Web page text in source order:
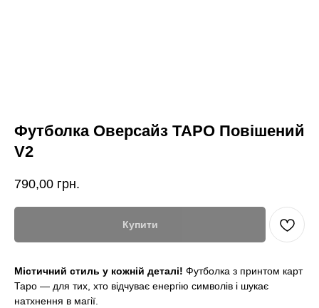
Футболка Оверсайз ТАРО Повішений
V2
790,00 грн.
Купити
Містичний стиль у кожній деталі! Футболка з принтом карт
Таро — для тих, хто відчуває енергію символів і шукає
натхнення в магії.